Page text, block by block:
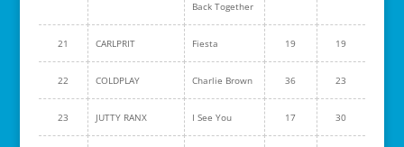
Back Together
21 CARLPRIT Fiesta 19 19
22 COLDPLAY Charlie Brown 36 23
23 JUTTY RANX I See You 17 30